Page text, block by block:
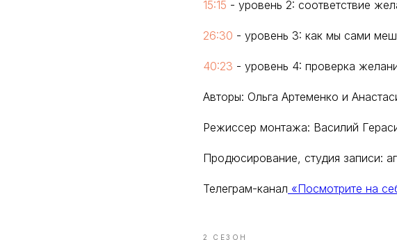
15:15 - уровень 2: соответствие
26:30 - уровень 3: как мы сами
40:23 - уровень 4: проверка
Авторы: Ольга Артеменко и
Режиссер монтажа: Василий
Продюсирование, студия записи:
Телеграм-канал «Посмотрите на
2 СЕЗОН